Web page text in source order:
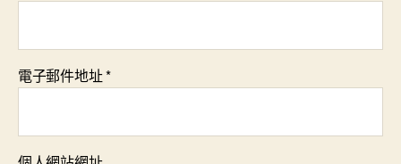
電子郵件地址*